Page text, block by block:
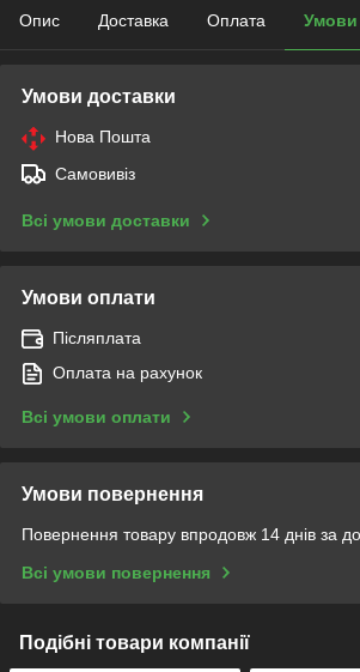
Опис Доставка Оплата Умови
Умови доставки
Нова Пошта
Самовивіз
Всі умови доставки
Умови оплати
Післяплата
Оплата на рахунок
Всі умови оплати
Умови повернення
Повернення товару впродовж 14 днів за
Всі умови повернення
Подібні товари компанії